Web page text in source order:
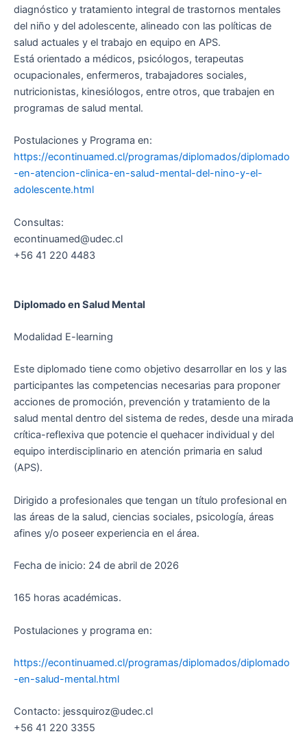
diagnóstico y tratamiento integral de trastornos mentales
del niño y del adolescente, alineado con las políticas de
salud actuales y el trabajo en equipo en APS.
Está orientado a médicos, psicólogos, terapeutas
ocupacionales, enfermeros, trabajadores sociales,
nutricionistas, kinesiólogos, entre otros, que trabajen en
programas de salud mental.
Postulaciones y Programa en:
https://econtinuamed.cl/programas/diplomados/diplomado
-en-atencion-clinica-en-salud-mental-del-nino-y-el-
adolescente.html
Consultas:
econtinuamed@udec.cl
+56 41 220 4483
Diplomado en Salud Mental
Modalidad E-learning
Este diplomado tiene como objetivo desarrollar en los y las
participantes las competencias necesarias para proponer
acciones de promoción, prevención y tratamiento de la
salud mental dentro del sistema de redes, desde una mirada
crítica-reflexiva que potencie el quehacer individual y del
equipo interdisciplinario en atención primaria en salud
(APS).
Dirigido a profesionales que tengan un título profesional en
las áreas de la salud, ciencias sociales, psicología, áreas
afines y/o poseer experiencia en el área.
Fecha de inicio: 24 de abril de 2026
165 horas académicas.
Postulaciones y programa en:
https://econtinuamed.cl/programas/diplomados/diplomado
-en-salud-mental.html
Contacto: jessquiroz@udec.cl
+56 41 220 3355